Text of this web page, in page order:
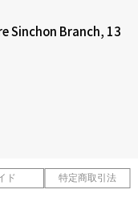
Sinchon Branch, 13
ド 特定商取引法